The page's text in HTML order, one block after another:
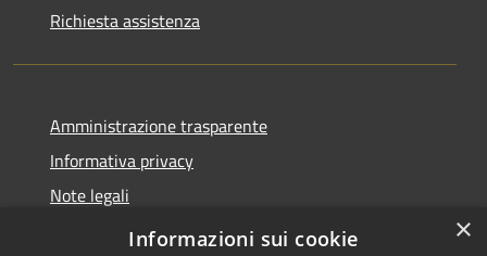
Richiesta assistenza
Amministrazione trasparente
Informativa privacy
Note legali
Dichiarazione di accessibilità
×
Informazioni sui cookie